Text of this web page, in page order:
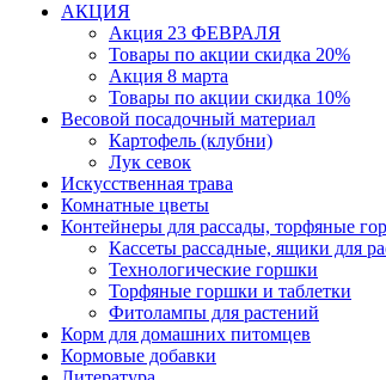
АКЦИЯ
Акция 23 ФЕВРАЛЯ
Товары по акции скидка 20%
Акция 8 марта
Товары по акции скидка 10%
Весовой посадочный материал
Картофель (клубни)
Лук севок
Искусственная трава
Комнатные цветы
Контейнеры для рассады, торфяные
Кассеты рассадные, ящики для
Технологические горшки
Торфяные горшки и таблетки
Фитолампы для растений
Корм для домашних питомцев
Кормовые добавки